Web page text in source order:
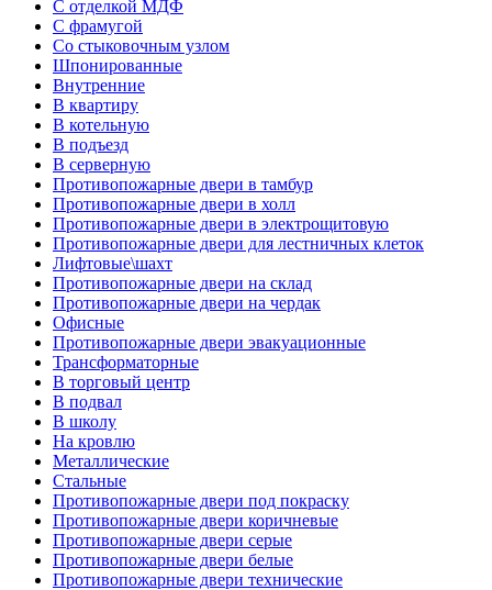
С отделкой МДФ
С фрамугой
Со стыковочным узлом
Шпонированные
Внутренние
В квартиру
В котельную
В подъезд
В серверную
Противопожарные двери в тамбур
Противопожарные двери в холл
Противопожарные двери в электрощитовую
Противопожарные двери для лестничных клеток
Лифтовые\шахт
Противопожарные двери на склад
Противопожарные двери на чердак
Офисные
Противопожарные двери эвакуационные
Трансформаторные
В торговый центр
В подвал
В школу
На кровлю
Металлические
Стальные
Противопожарные двери под покраску
Противопожарные двери коричневые
Противопожарные двери серые
Противопожарные двери белые
Противопожарные двери технические